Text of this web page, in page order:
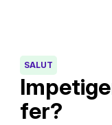
fer?
SALUT